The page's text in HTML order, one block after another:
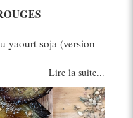
yaourt soja (version
Lire la suite...